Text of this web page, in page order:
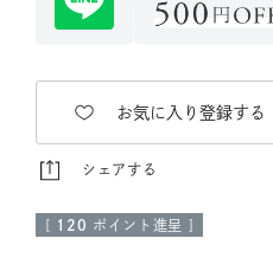
お気に入り登録する
シェアする
120 ポイント進呈 ]